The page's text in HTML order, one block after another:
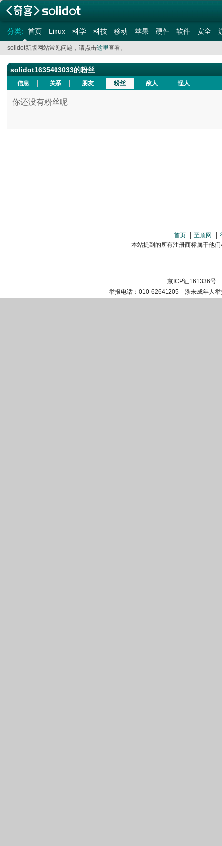
分类: 首页 Linux 科学 科技 移动 苹果 硬件 软件 安全
solidot新版网站常见问题，请点击这里查看。
solidot1635403033的粉丝
信息 关系 朋友 粉丝 敌人 怪人
你还没有粉丝呢
首页 至顶网
本站提到的所有注册商标属于他
京ICP证161336号
举报电话：010-62641205 涉未成年人